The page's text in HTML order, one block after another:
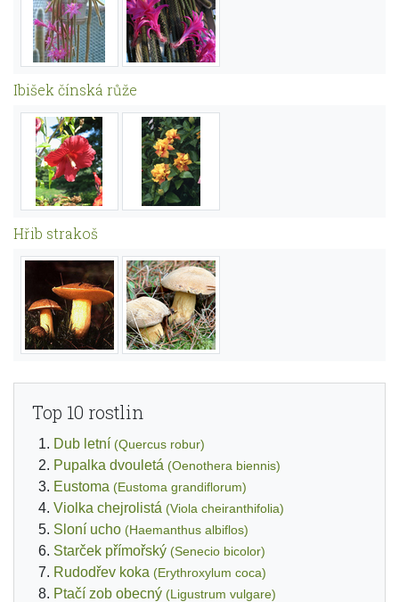
Ibišek čínská růže
Hřib strakoš
Top 10 rostlin
Dub letní (Quercus robur)
Pupalka dvouletá (Oenothera biennis)
Eustoma (Eustoma grandiflorum)
Violka chejrolistá (Viola cheiranthifolia)
Sloní ucho (Haemanthus albiflos)
Starček přímořský (Senecio bicolor)
Rudodřev koka (Erythroxylum coca)
Ptačí zob obecný (Ligustrum vulgare)